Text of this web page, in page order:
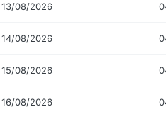
13/08/2026
14/08/2026
15/08/2026
16/08/2026